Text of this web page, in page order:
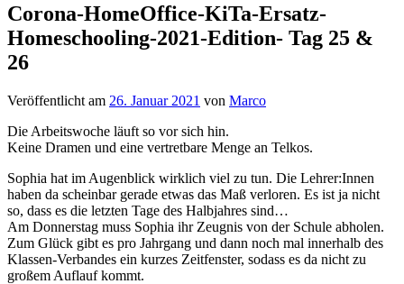
Corona-HomeOffice-KiTa-Ersatz-
Homeschooling-2021-Edition- Tag 25 &
26
Veröffentlicht am 26. Januar 2021 von Marco
Die Arbeitswoche läuft so vor sich hin.
Keine Dramen und eine vertretbare Menge an Telkos.
Sophia hat im Augenblick wirklich viel zu tun. Die Lehrer:Innen
haben da scheinbar gerade etwas das Maß verloren. Es ist ja nicht
so, dass es die letzten Tage des Halbjahres sind…
Am Donnerstag muss Sophia ihr Zeugnis von der Schule abholen.
Zum Glück gibt es pro Jahrgang und dann noch mal innerhalb des
Klassen-Verbandes ein kurzes Zeitfenster, sodass es da nicht zu
großem Auflauf kommt.